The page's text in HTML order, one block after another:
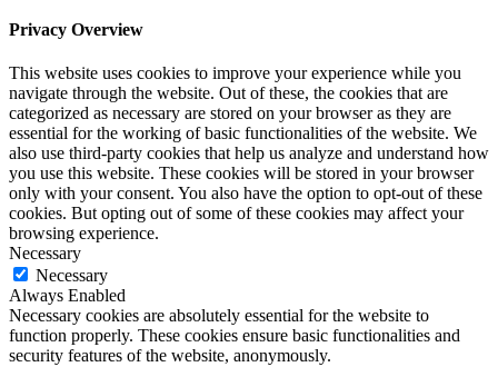
Privacy Overview
This website uses cookies to improve your experience while you
navigate through the website. Out of these, the cookies that are
categorized as necessary are stored on your browser as they are
essential for the working of basic functionalities of the website. We
also use third-party cookies that help us analyze and understand how
you use this website. These cookies will be stored in your browser
only with your consent. You also have the option to opt-out of these
cookies. But opting out of some of these cookies may affect your
browsing experience.
Necessary
Necessary
Always Enabled
Necessary cookies are absolutely essential for the website to
function properly. These cookies ensure basic functionalities and
security features of the website, anonymously.